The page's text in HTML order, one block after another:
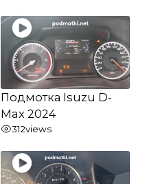
Подмотка Isuzu D-
Max 2024
312views